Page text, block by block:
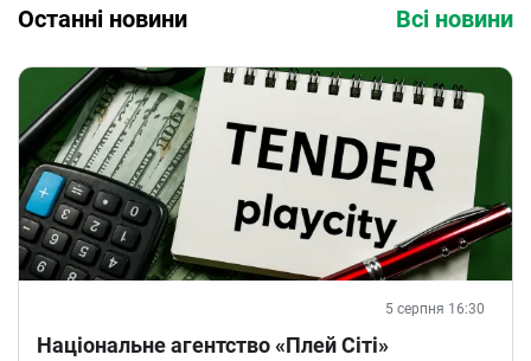
Останні новини Всі новини
5 серпня 16:30
Національне агентство «Плей Сіті»